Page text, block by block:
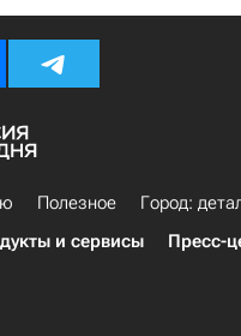
Полезное
Город:
и сервисы Пресс-